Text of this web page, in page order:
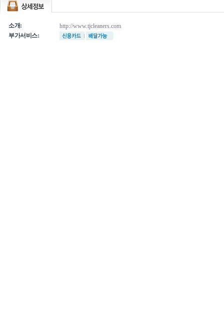
소개:
http://www.tjcleaners.com
부가서비스: